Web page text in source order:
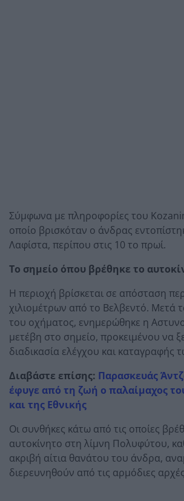
Σύμφωνα με πληροφορίες του
οποίο βρισκόταν ο άνδρας
Λαφίστα, περίπου στις 10 το πρωί.
Το σημείο όπου βρέθηκε το
Η περιοχή βρίσκεται σε απόσταση
χιλιομέτρων από το Βελβεντό. Μετά
του οχήματος, ενημερώθηκε η
μετέβη στο σημείο, προκειμένου να
διαδικασία ελέγχου και καταγραφής
Διαβάστε επίσης: Παρασκευάς
έφυγε από τη ζωή ο παλαίμαχος
και της Εθνικής
Οι συνθήκες κάτω από τις οποίες
αυτοκίνητο στη λίμνη Πολυφύτου,
ακριβή αίτια θανάτου του άνδρα,
διερευνηθούν από τις αρμόδιες